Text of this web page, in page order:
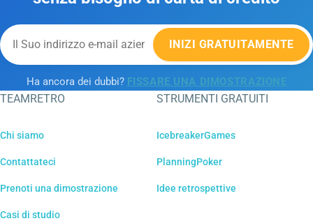
INIZI GRATUITAMENTE
Ha ancora dei dubbi? FISSARE UNA DIMOSTRAZIONE
TEAMRETRO
Chi siamo
Contattateci
Prenoti una dimostrazione
Casi di studio
STRUMENTI GRATUITI
IcebreakerGames
PlanningPoker
Idee retrospettive